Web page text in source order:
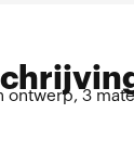
ontwerp, 3